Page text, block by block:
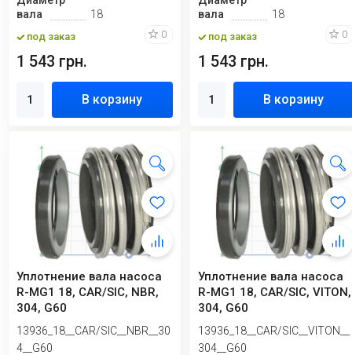
вала
18
под заказ 0
1 543 грн.
В корзину
вала
18
под заказ 0
1 543 грн.
В корзину
Уплотнение вала насоса
R-MG1 18, CAR/SIC, NBR,
304, G60
13936_18__CAR/SIC__NBR__30
4__G60
Уплотнение вала насоса
R-MG1 18, CAR/SIC, VITON,
304, G60
13936_18__CAR/SIC__VITON__
304__G60